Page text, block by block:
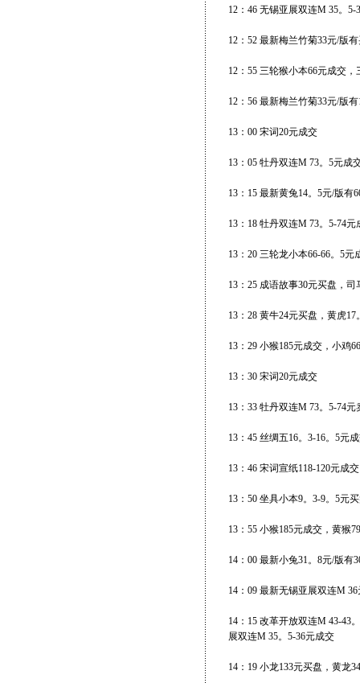
12：46 无锡亚展双连M 35。5-
12：52 最新梅兰竹菊33元/版
12：55 三轮猴小本66元成交
12：56 最新梅兰竹菊33元/版
13：00 宋词20元成交
13：05 牡丹双连M 73。5元成
13：15 最新黄兔14。5元/版有
13：18 牡丹双连M 73。5-74
13：20 三轮龙小本66-66。5元
13：25 成语故事30元买盘，司
13：28 黄牛24元买盘，黄虎17
13：29 小猴185元成交，小鸡
13：30 宋词20元成交
13：33 牡丹双连M 73。5-74元
13：45 丝绸五16。3-16。5元
13：46 宋词宣纸118-120元成
13：50 坐具小本9。3-9。5元
13：55 小猴185元成交，黄猴
14：00 最新小兔31。8元/版有
14：09 最新无锡亚展双连M
14：15 改革开放双连M 43-43
展双连M 35。5-36元成交
14：19 小龙133元买盘，黄龙